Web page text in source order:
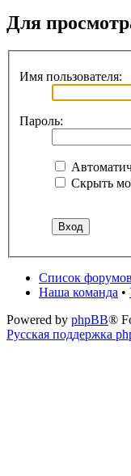
Для
Имя пользователя:
Пароль:
Скрыть
Список форумов
Наша команда •
Powered by phpBB®
Русская поддержка